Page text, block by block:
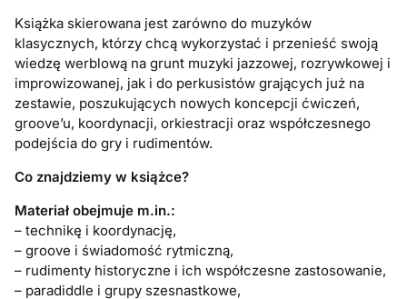
Książka skierowana jest zarówno do muzyków
klasycznych, którzy chcą wykorzystać i przenieść swoją
wiedzę werblową na grunt muzyki jazzowej, rozrywkowej i
improwizowanej, jak i do perkusistów grających już na
zestawie, poszukujących nowych koncepcji ćwiczeń,
groove’u, koordynacji, orkiestracji oraz współczesnego
podejścia do gry i rudimentów.
Co znajdziemy w książce?
Materiał obejmuje m.in.:
– technikę i koordynację,
– groove i świadomość rytmiczną,
– rudimenty historyczne i ich współczesne zastosowanie,
– paradiddle i grupy szesnastkowe,